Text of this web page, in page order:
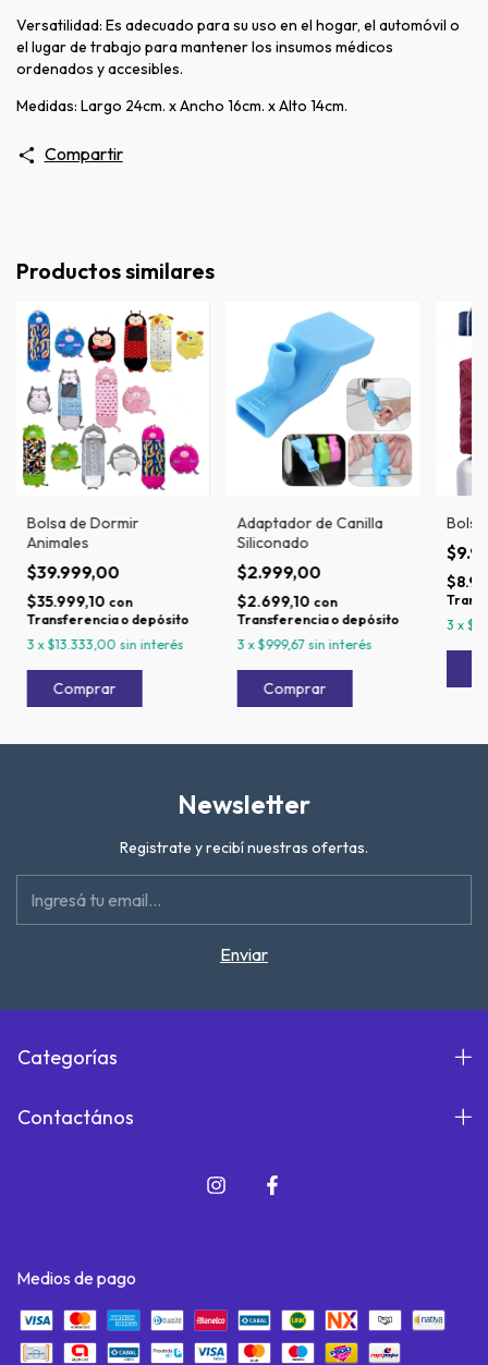
Versatilidad: Es adecuado para su uso en el hogar, el automóvil o
el lugar de trabajo para mantener los insumos médicos
ordenados y accesibles.
Medidas: Largo 24cm. x Ancho 16cm. x Alto 14cm.
Compartir
Productos similares
Bolsa de Dormir
Animales
$39.999,00
$35.999,10 con
Transferencia o depósito
3 x$13.333,00 sin interés
Adaptador de Canilla
Siliconado
$2.999,00
$2.699,10 con
Transferencia o depósito
3 x$999,67 sin interés
3 x
Newsletter
Registrate y recibí nuestras ofertas.
Categorías
Contactános
Medios de pago